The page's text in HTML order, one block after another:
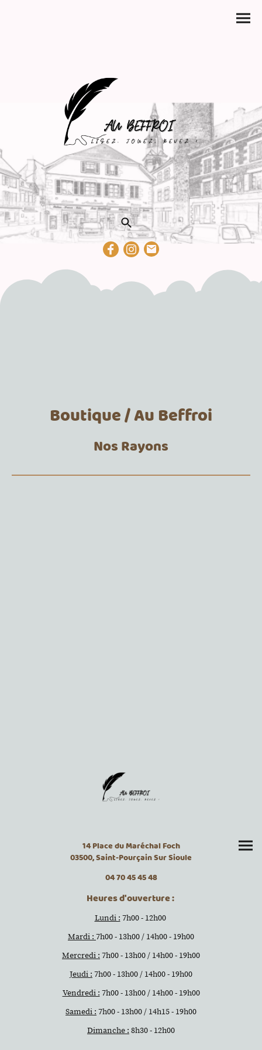
Boutique / Au Beffroi
Nos Rayons
14 Place du Maréchal Foch
03500, Saint-Pourçain Sur Sioule
04 70 45 45 48
Heures d'ouverture :
Lundi : 7h00 - 12h00
Mardi : 7h00 - 13h00 / 14h00 - 19h00
Mercredi : 7h00 - 13h00 / 14h00 - 19h00
Jeudi : 7h00 - 13h00 / 14h00 - 19h00
Vendredi : 7h00 - 13h00 / 14h00 - 19h00
Samedi : 7h00 - 13h00 / 14h15 - 19h00
Dimanche : 8h30 - 12h00